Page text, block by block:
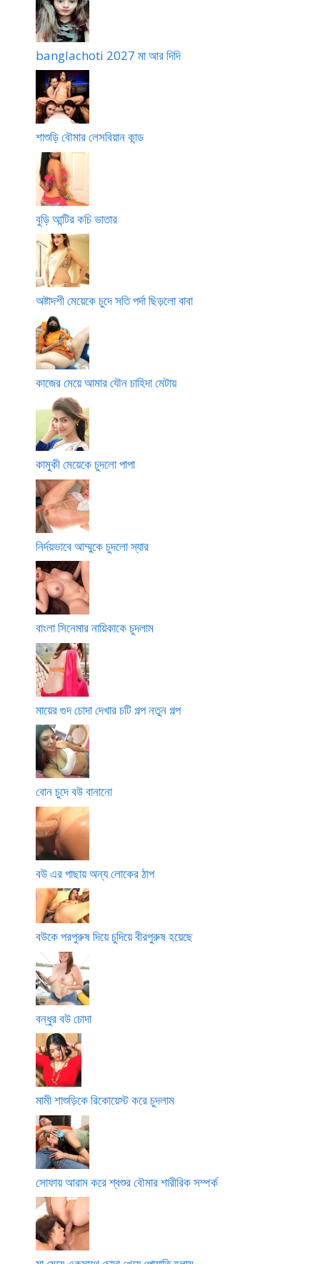
banglachoti 2027 মা আর দিদি
শাশুড়ি বৌমার লেসবিয়ান কান্ড
বুড়ি আন্টির কচি ভাতার
অষ্টাদশী মেয়েকে চুদে সতি পর্দা ছিড়লো বাবা
কাজের মেয়ে আমার যৌন চাহিদা মেটায়
কামুকী মেয়েকে চুদলো পাপা
নির্দয়ভাবে আম্মুকে চুদলো স্যার
বাংলা সিনেমার নায়িকাকে চুদলাম
মায়ের গুদ চোদা দেখার চটি গল্প নতুন গল্প
বোন চুদে বউ বানানো
বউ এর পাছায় অন্য লোকের ঠাপ
বউকে পরপুরুষ দিয়ে চুদিয়ে বীরপুরুষ হয়েছে
বন্ধুর বউ চোদা
মামী শাশুড়িকে রিকোয়েস্ট করে চুদলাম
সোফায় আরাম করে শ্বশুর বৌমার শারীরিক সম্পর্ক